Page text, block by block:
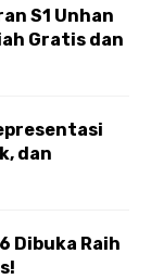
S1 Unhan
Gratis dan
dan
Dibuka Raih